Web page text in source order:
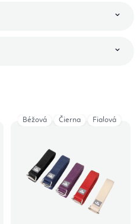
Béžová Čierna Fialová